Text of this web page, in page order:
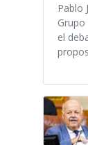
Pablo
el